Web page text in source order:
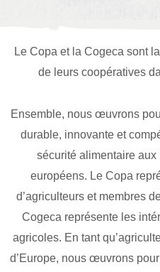
Le Copa et la Cogeca sont
de leurs coopératives
Ensemble, nous œuvrons
durable, innovante et
sécurité alimentaire
européens. Le Copa
d’agriculteurs et membres
Cogeca représente les
agricoles. En tant
d’Europe, nous œuvrons